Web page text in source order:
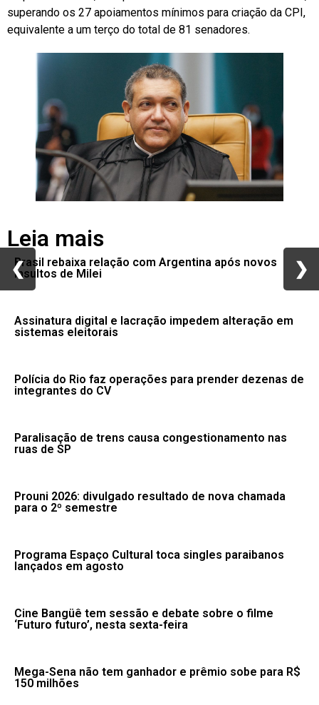
superando os 27 apoiamentos mínimos para criação da CPI,
equivalente a um terço do total de 81 senadores.
Leia mais
Brasil rebaixa relação com Argentina após novos
insultos de Milei
Assinatura digital e lacração impedem alteração em
sistemas eleitorais
Polícia do Rio faz operações para prender dezenas de
integrantes do CV
Paralisação de trens causa congestionamento nas
ruas de SP
Prouni 2026: divulgado resultado de nova chamada
para o 2º semestre
Programa Espaço Cultural toca singles paraibanos
lançados em agosto
Cine Bangüê tem sessão e debate sobre o filme
‘Futuro futuro’, nesta sexta-feira
Mega-Sena não tem ganhador e prêmio sobe para R$
150 milhões
❮ ❯
❮ ❯